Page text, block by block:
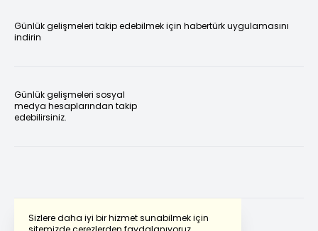
Sizlere daha iyi bir hizmet sunabilmek için
Günlük gelişmeleri takip edebilmek için habertürk uygulamasını
indirin
Günlük gelişmeleri sosyal
medya hesaplarından takip
edebilirsiniz.